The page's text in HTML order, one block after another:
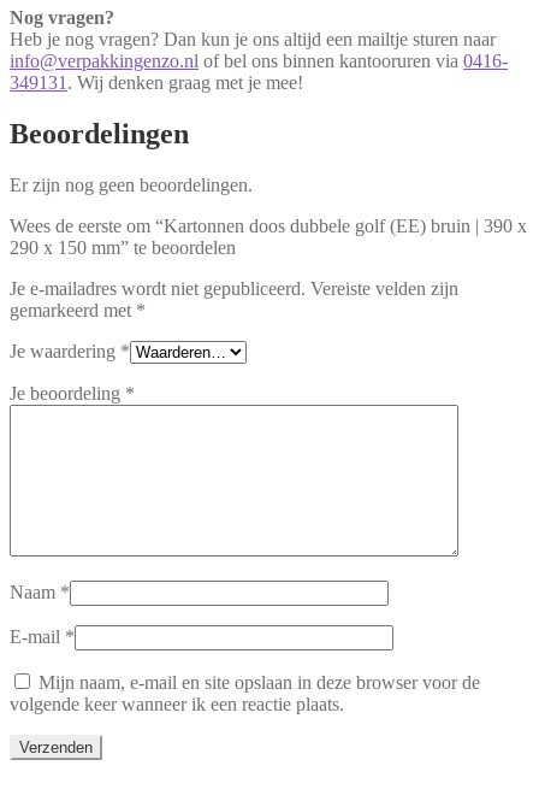
Nog vragen?
Heb je nog vragen? Dan kun je ons altijd een mailtje sturen naar
info@verpakkingenzo.nl of bel ons binnen kantooruren via 0416-
349131 . Wij denken graag met je mee!
Beoordelingen
Er zijn nog geen beoordelingen.
Wees de eerste om “Kartonnen doos dubbele golf (EE) bruin | 390 x
290 x 150 mm” te beoordelen
Je e-mailadres wordt niet gepubliceerd. Vereiste velden zijn
gemarkeerd met *
Je waardering *
Je beoordeling *
Naam *
E-mail *
Mijn naam, e-mail en site opslaan in deze browser voor de
volgende keer wanneer ik een reactie plaats.